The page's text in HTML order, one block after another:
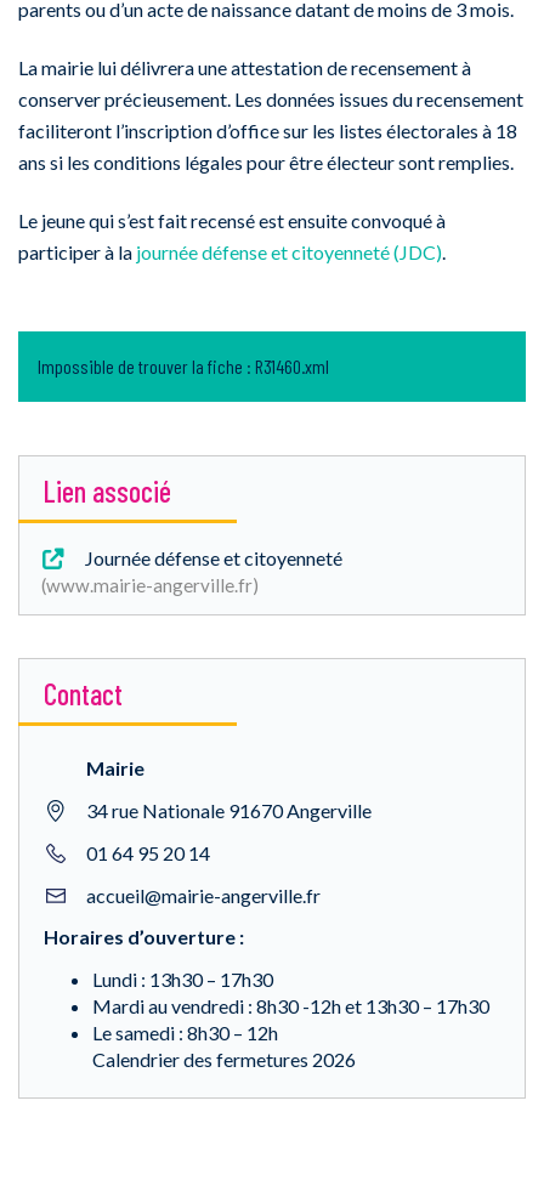
parents ou d’un acte de naissance datant de moins de 3 mois.
La mairie lui délivrera une attestation de recensement à
conserver précieusement. Les données issues du recensement
faciliteront l’inscription d’office sur les listes électorales à 18
ans si les conditions légales pour être électeur sont remplies.
Le jeune qui s’est fait recensé est ensuite convoqué à
participer à la journée défense et citoyenneté (JDC).
Impossible de trouver la fiche : R31460.xml
Lien associé
Journée défense et citoyenneté
www.mairie-angerville.fr
Contact
Mairie
34 rue Nationale 91670 Angerville
01 64 95 20 14
accueil@mairie-angerville.fr
Horaires d’ouverture :
Lundi : 13h30 – 17h30
Mardi au vendredi : 8h30 -12h et 13h30 – 17h30
Le samedi : 8h30 – 12h
Calendrier des fermetures 2026